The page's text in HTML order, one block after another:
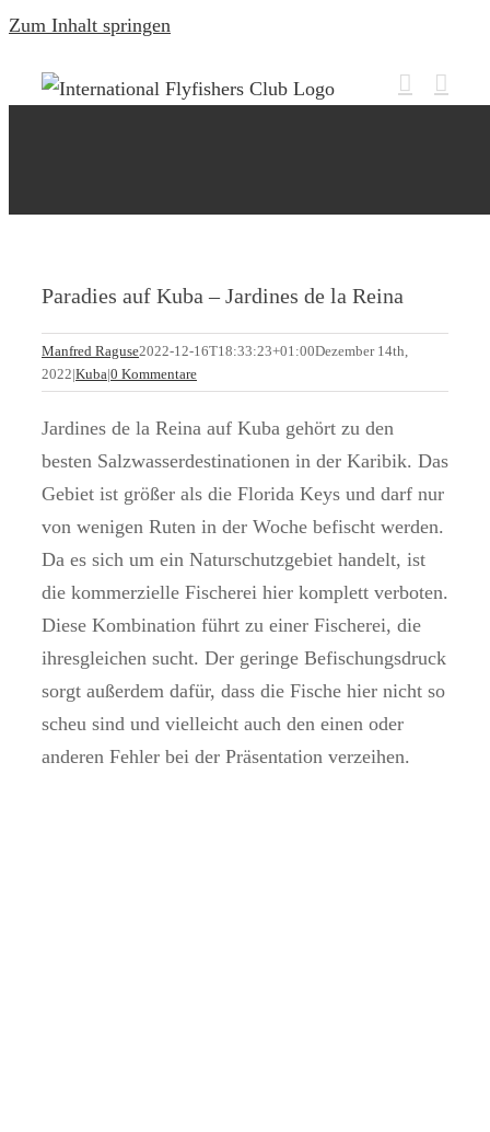
Zum Inhalt springen
Paradies auf Kuba – Jardines de la Reina
Manfred Raguse2022-12-16T18:33:23+01:00Dezember 14th,
2022|Kuba|0 Kommentare
Jardines de la Reina auf Kuba gehört zu den
besten Salzwasserdestinationen in der Karibik. Das
Gebiet ist größer als die Florida Keys und darf nur
von wenigen Ruten in der Woche befischt werden.
Da es sich um ein Naturschutzgebiet handelt, ist
die kommerzielle Fischerei hier komplett verboten.
Diese Kombination führt zu einer Fischerei, die
ihresgleichen sucht. Der geringe Befischungsdruck
sorgt außerdem dafür, dass die Fische hier nicht so
scheu sind und vielleicht auch den einen oder
anderen Fehler bei der Präsentation verzeihen.